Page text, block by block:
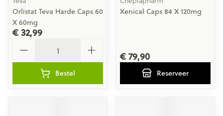
Orlistat Teva Harde Caps 60
X 60mg
€ 32,99
Bestel
Xenical Caps 84 X 120mg
€ 79,90
Reserveer